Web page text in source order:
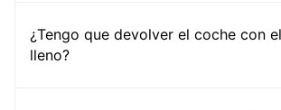
¿Tengo que devolver el coche con
lleno?